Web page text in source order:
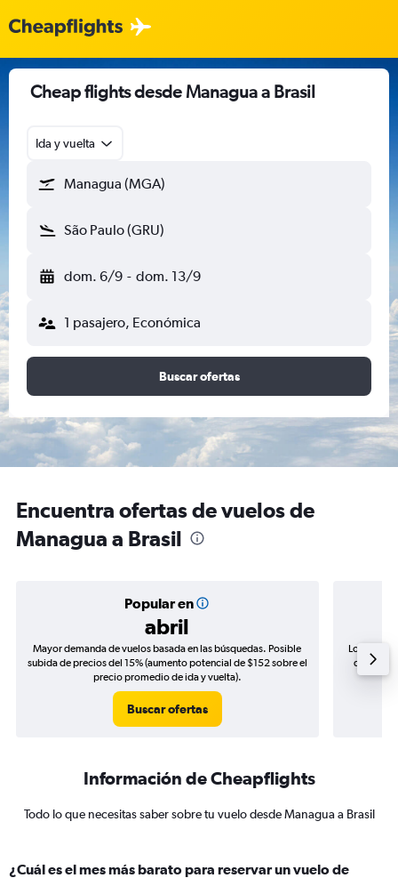
Cheap flights desde Managua a Brasil
Ida y vuelta
Managua (MGA)
São Paulo (GRU)
dom. 6/9 - dom. 13/9
1 pasajero, Económica
Buscar ofertas
Encuentra ofertas de vuelos de
Managua a Brasil
Popular en
abril
Mayor demanda de vuelos basada en las búsquedas. Posible
subida de precios del 15% (aumento potencial de $152 sobre el
precio promedio de ida y vuelta).
Buscar ofertas
Los
de
Información de Cheapflights
Todo lo que necesitas saber sobre tu vuelo desde Managua a Brasil
¿Cuál es el mes más barato para reservar un vuelo de